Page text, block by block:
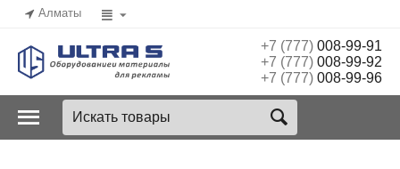
Алматы
+7 (777)008-99-91
+7 (777)008-99-92
+7 (777)008-99-96